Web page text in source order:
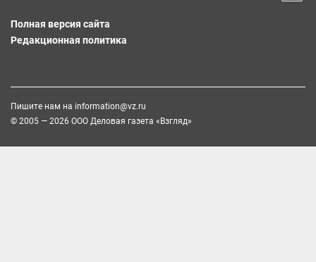
Полная версия сайта
Редакционная политика
Пишите нам на information@vz.ru
© 2005 — 2026 ООО Деловая газета «Взгляд»